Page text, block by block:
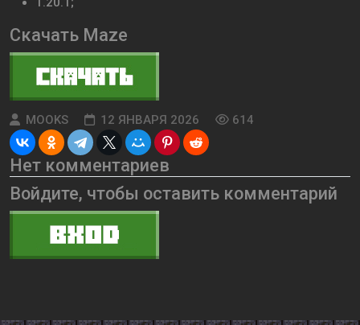
Скачать Maze
MOOKS 12 ЯНВАРЯ 2026 614
Нет комментариев
Войдите, чтобы оставить комментарий